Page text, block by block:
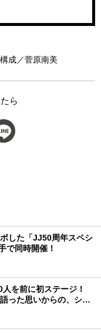
成／菅原南美
ら
した「JJ50周年スペシ
で同時開催！
を前に初ステージ！
った思いからの、ショ